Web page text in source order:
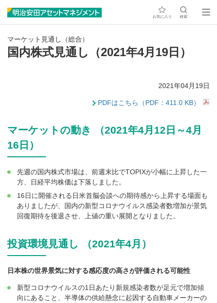
お気に入り 検索
マーケット見通し（総合）
国内株式見通し（2021年4月19日）
2021年04月19日
PDFはこちら（PDF：411.0 KB）
マーケットの動き （2021年4月12日～4月
16日）
先週の国内株式市場は、前週末比でTOPIXが小幅に上昇した一
方、日経平均株価は下落しました。
16日に開催される日米首脳会談への期待感から上昇する場面も
ありましたが、国内の新型コロナウイルス感染者数増加が景気
回復期待を後退させ、上値の重い展開となりました。
投資環境見通し （2021年4月）
日本株の世界景気に対する感応度の高さが評価される可能性
新型コロナウイルスの1日あたり新規感染者数が足元で増加傾
向にあること、半導体の供給懸念に起因する自動車メーカーの